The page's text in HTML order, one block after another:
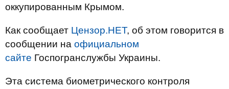
оккупированным Крымом.
Как сообщает Цензор.НЕТ, об этом говорится в
сообщении на официальном
сайте Госпогранслужбы Украины.
Эта система биометрического контроля